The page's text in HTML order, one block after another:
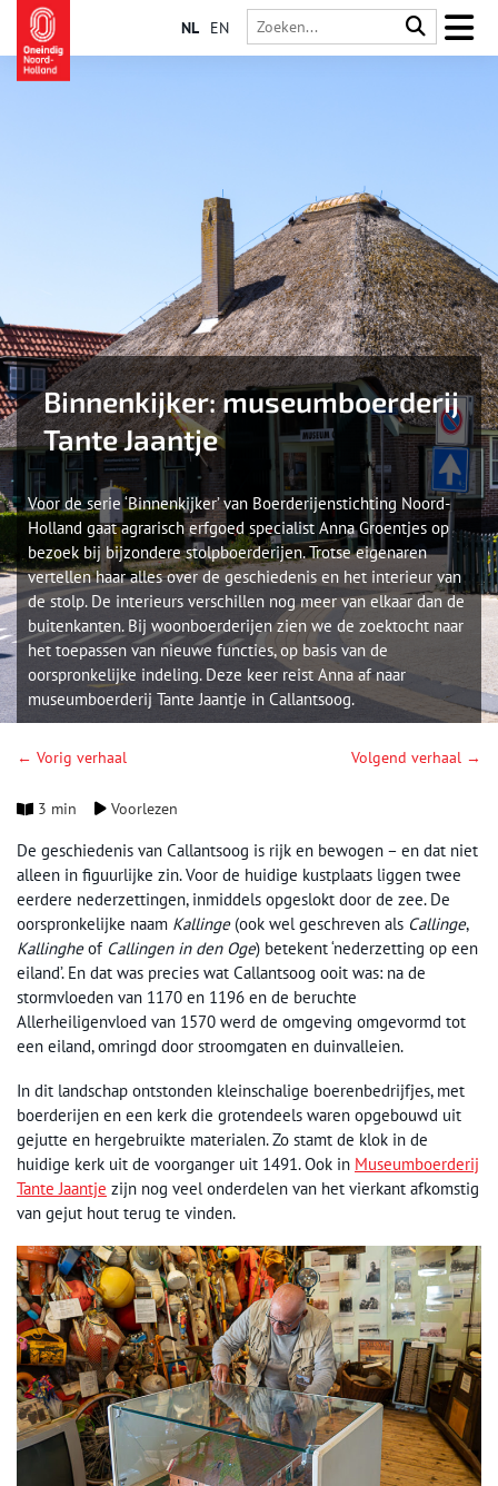
NL EN
Binnenkijker: museumboerderij
Tante Jaantje
Voor de serie ‘Binnenkijker’ van Boerderijenstichting Noord-
Holland gaat agrarisch erfgoed specialist Anna Groentjes op
bezoek bij bijzondere stolpboerderijen. Trotse eigenaren
vertellen haar alles over de geschiedenis en het interieur van
de stolp. De interieurs verschillen nog meer van elkaar dan de
buitenkanten. Bij woonboerderijen zien we de zoektocht naar
het toepassen van nieuwe functies, op basis van de
oorspronkelijke indeling. Deze keer reist Anna af naar
museumboerderij Tante Jaantje in Callantsoog.
← Vorig verhaal Volgend verhaal →
3 min Voorlezen
De geschiedenis van Callantsoog is rijk en bewogen – en dat niet
alleen in figuurlijke zin. Voor de huidige kustplaats liggen twee
eerdere nederzettingen, inmiddels opgeslokt door de zee. De
oorspronkelijke naam Kallinge(ook wel geschreven als Callinge,
Kallingheof Callingen in den Oge) betekent ‘nederzetting op een
eiland’. En dat was precies wat Callantsoog ooit was: na de
stormvloeden van 1170 en 1196 en de beruchte
Allerheiligenvloed van 1570 werd de omgeving omgevormd tot
een eiland, omringd door stroomgaten en duinvalleien.
In dit landschap ontstonden kleinschalige boerenbedrijfjes, met
boerderijen en een kerk die grotendeels waren opgebouwd uit
gejutte en hergebruikte materialen. Zo stamt de klok in de
huidige kerk uit de voorganger uit 1491. Ook in Museumboerderij
Tante Jaantje zijn nog veel onderdelen van het vierkant afkomstig
van gejut hout terug te vinden.